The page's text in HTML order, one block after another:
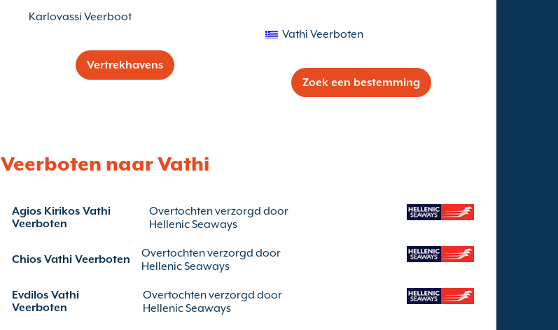
Veerboten naar Vathi
Agios Kirikos Vathi
Veerboten
Overtochten verzorgd door
Hellenic Seaways
Chios Vathi Veerboten
Overtochten verzorgd door
Hellenic Seaways
Evdilos Vathi
Veerboten
Overtochten verzorgd door
Hellenic Seaways
Karlovassi Veerboot
Vertrekhavens
Vathi Veerboten
Zoek een bestemming